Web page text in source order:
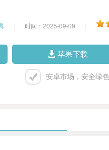
时间：2025-09-09
苹果下载
安卓市场，安全绿色